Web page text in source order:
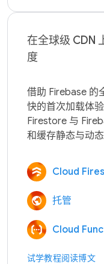
在全球级 CDN
度
借助 Firebase 的
快的首次加载体
Firestore 与
Cloud
托管
Cloud
试学教程阅读博文